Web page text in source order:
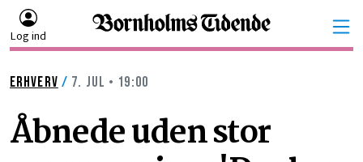
Log ind
ERHVERV / 7. JUL • 19:00
Åbnede uden stor